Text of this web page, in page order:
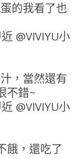
的我看了也
，當然還有
不錯~
餓，還吃了